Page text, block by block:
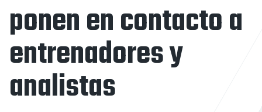
ponen en contacto a
entrenadores y
analistas